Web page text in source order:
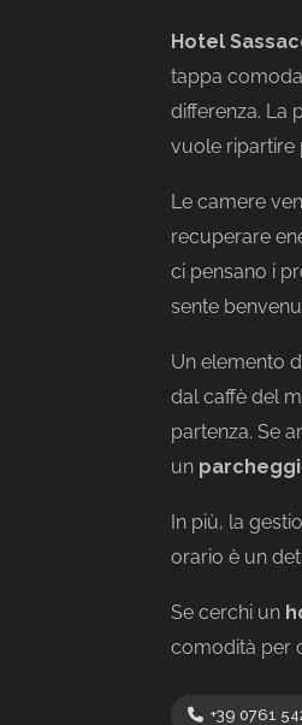
Hotel
tappa
differenza. La
vuole ripartire
Le camere
recuperare
ci pensano i
sente
Un elemento
dal caffè del
partenza. Se
un
In più, la
orario è un
Se cerchi un
comodità per
+39 0761